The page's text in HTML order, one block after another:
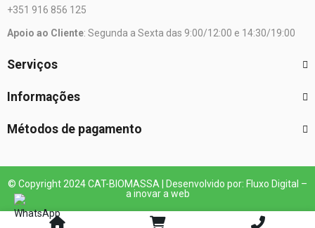
+351 916 856 125
Apoio ao Cliente: Segunda a Sexta das 9:00/12:00 e 14:30/19:00
Serviços
Informações
Métodos de pagamento
© Copyright 2024 CAT-BIOMASSA | Desenvolvido por: Fluxo Digital –
a inovar a web